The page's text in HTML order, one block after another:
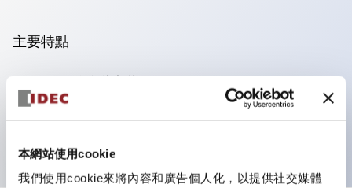
本網站使用cookie
我們使用cookie來將內容和廣告個人化，以提供社交媒體
主要特點
可進行集合密著安裝
附鎖選擇開關採用高安全性的彈子鎖結構